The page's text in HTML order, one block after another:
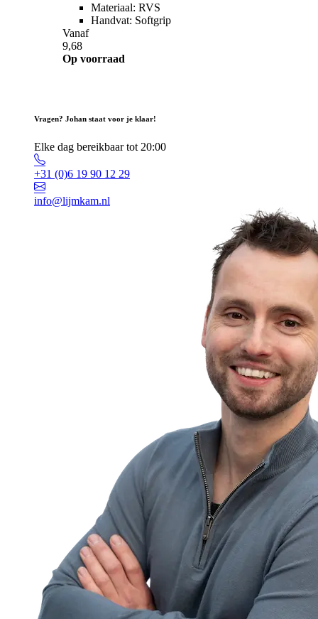
Materiaal: RVS
Handvat: Softgrip
Vanaf
9,68
Op voorraad
Vragen? Johan staat voor je klaar!
Elke dag bereikbaar tot 20:00
+31 (0)6 19 90 12 29
info@lijmkam.nl